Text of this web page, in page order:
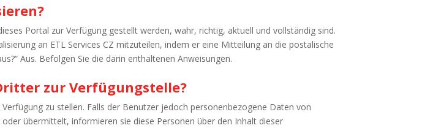
Portal zur Verfügung gestellt werden, wahr, richtig, aktuell und vollständig sind.
an ETL Services CZ mitzuteilen, indem er eine Mitteilung an die postalische
Aus. Befolgen Sie die darin enthaltenen Anweisungen.
zur Verfügungstelle?
zu stellen. Falls der Benutzer jedoch personenbezogene Daten von
übermittelt, informieren sie diese Personen über den Inhalt dieser